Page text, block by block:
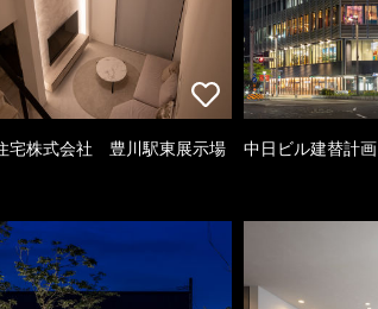
宅株式会社 豊川駅東展示場 中日ビル建替計画